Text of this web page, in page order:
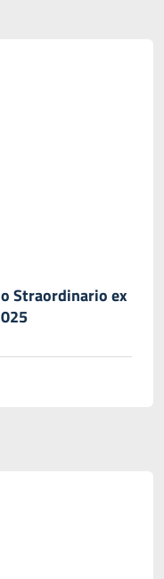
Straordinario ex